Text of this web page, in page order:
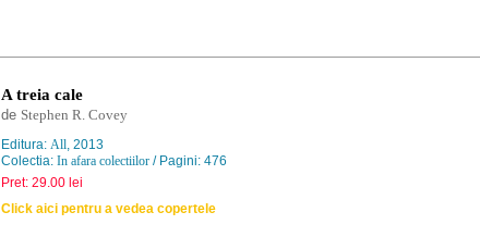
A treia cale
de Stephen R. Covey
Editura: All, 2013
Colectia: In afara colectiilor / Pagini: 476
Pret: 29.00 lei
Click aici pentru a vedea copertele